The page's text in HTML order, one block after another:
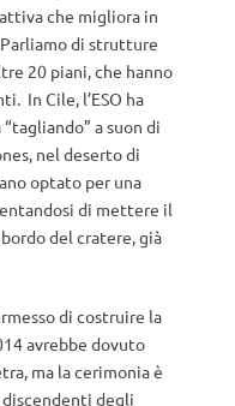
che migliora in
di strutture
20 piani, che hanno
In Cile, l’ESO ha
a suon di
nel deserto di
optato per una
di mettere il
del cratere, già
di costruire la
avrebbe dovuto
ma la cerimonia è
degli